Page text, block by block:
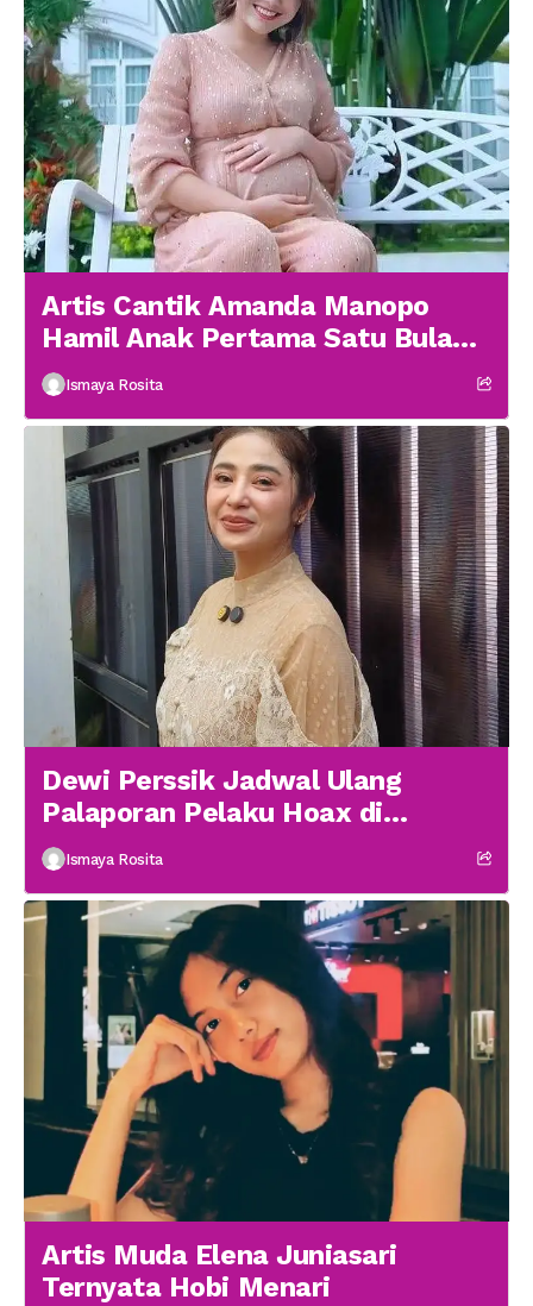
Artis Cantik Amanda Manopo
Hamil Anak Pertama Satu Bulan
menikah
Ismaya Rosita
Dewi Perssik Jadwal Ulang
Palaporan Pelaku Hoax di
Medsos
Ismaya Rosita
Artis Muda Elena Juniasari
Ternyata Hobi Menari